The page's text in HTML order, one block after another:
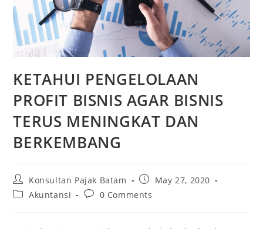
KETAHUI PENGELOLAAN
PROFIT BISNIS AGAR BISNIS
TERUS MENINGKAT DAN
BERKEMBANG
Konsultan Pajak Batam
May 27, 2020
Akuntansi
0 Comments